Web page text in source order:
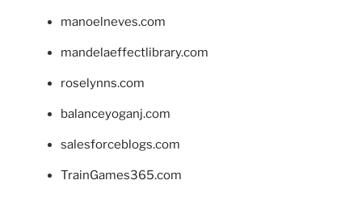
manoelneves.com
mandelaeffectlibrary.com
roselynns.com
balanceyoganj.com
salesforceblogs.com
TrainGames365.com